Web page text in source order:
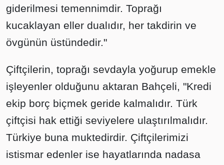
giderilmesi temennimdir. Toprağı
kucaklayan eller dualıdır, her takdirin ve
övgünün üstündedir."
Çiftçilerin, toprağı sevdayla yoğurup emekle
işleyenler olduğunu aktaran Bahçeli, "Kredi
ekip borç biçmek geride kalmalıdır. Türk
çiftçisi hak ettiği seviyelere ulaştırılmalıdır.
Türkiye buna muktedirdir. Çiftçilerimizi
istismar edenler ise hayatlarında nadasa